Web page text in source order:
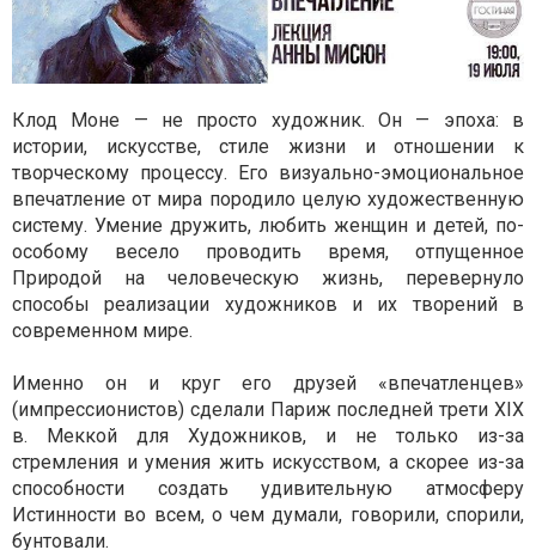
Клод Моне — не просто художник. Он — эпоха: в
истории, искусстве, стиле жизни и отношении к
творческому процессу. Его визуально-эмоциональное
впечатление от мира породило целую художественную
систему. Умение дружить, любить женщин и детей, по-
особому весело проводить время, отпущенное
Природой на человеческую жизнь, перевернуло
способы реализации художников и их творений в
современном мире.
Именно он и круг его друзей «впечатленцев»
(импрессионистов) сделали Париж последней трети XIX
в. Меккой для Художников, и не только из-за
стремления и умения жить искусством, а скорее из-за
способности создать удивительную атмосферу
Истинности во всем, о чем думали, говорили, спорили,
бунтовали.